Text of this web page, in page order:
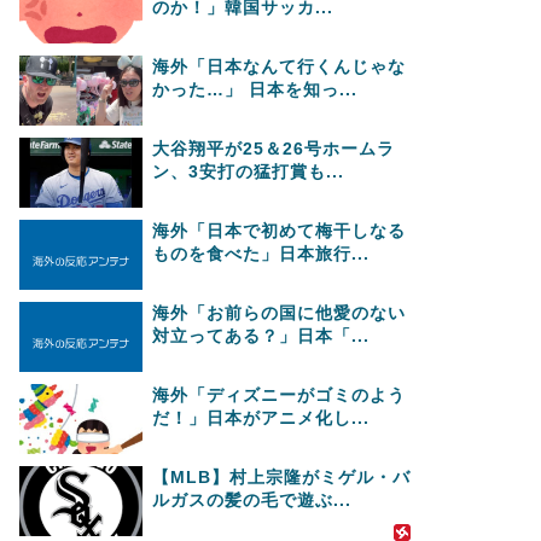
のか！」韓国サッカ...
海外「日本なんて行くんじゃな
かった…」 日本を知っ...
大谷翔平が25＆26号ホームラ
ン、3安打の猛打賞も...
海外「日本で初めて梅干しなる
ものを食べた」日本旅行...
海外「お前らの国に他愛のない
対立ってある？」日本「...
海外「ディズニーがゴミのよう
だ！」日本がアニメ化し...
【MLB】村上宗隆がミゲル・バ
ルガスの髪の毛で遊ぶ...